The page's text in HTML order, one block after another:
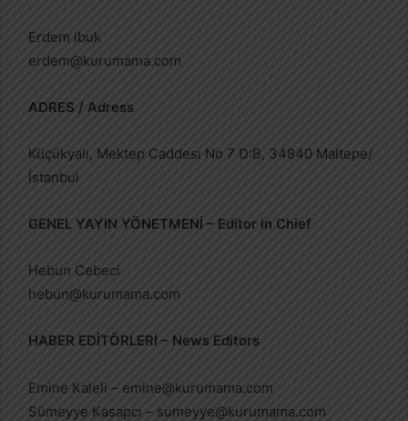
Erdem ibuk
erdem@kurumama.com
ADRES / Adress
Küçükyalı, Mektep Caddesı No 7 D:B, 34840 Maltepe/
İstanbul
GENEL YAYIN YÖNETMENİ – Editor in Chief
Hebun Cebeci
hebun@kurumama.com
HABER EDİTÖRLERİ – News Editors
Emine Kaleli – emine@kurumama.com
Sümeyye Kasapcı – sumeyye@kurumama.com